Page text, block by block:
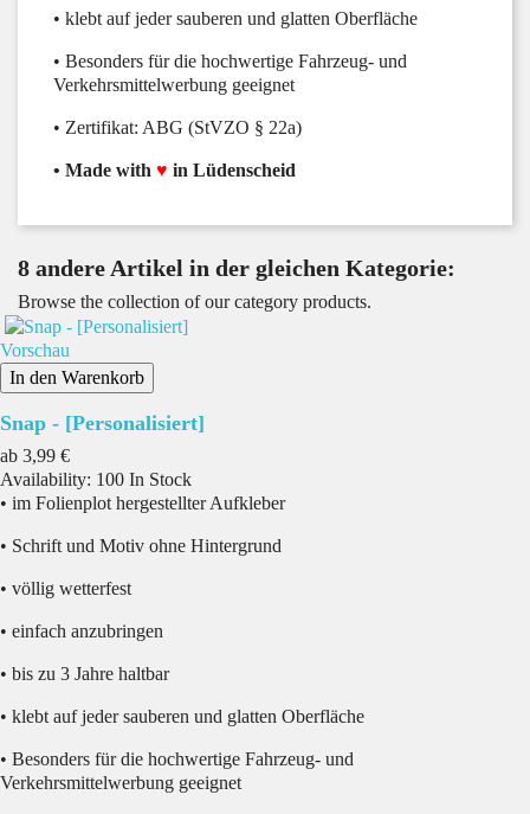
• klebt auf jeder sauberen und glatten Oberfläche
• Besonders für die hochwertige Fahrzeug- und
Verkehrsmittelwerbung geeignet
• Zertifikat: ABG (StVZO § 22a)
• Made with ♥ in Lüdenscheid
8 andere Artikel in der gleichen Kategorie:
Browse the collection of our category products.
Vorschau
In den Warenkorb
Snap - [Personalisiert]
ab Preis
3,99 €
Availability: 100 In Stock
• im Folienplot hergestellter Aufkleber
• Schrift und Motiv ohne Hintergrund
• völlig wetterfest
• einfach anzubringen
• bis zu 3 Jahre haltbar
• klebt auf jeder sauberen und glatten Oberfläche
• Besonders für die hochwertige Fahrzeug- und
Verkehrsmittelwerbung geeignet